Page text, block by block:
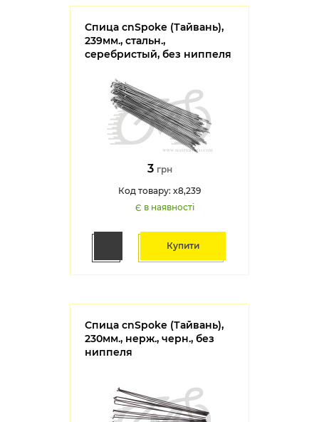
Спица cnSpoke (Тайвань),
239мм., стальн.,
серебристый, без ниппеля
3 грн
Код товару: x8,239
Є в наявності
Купити
Спица cnSpoke (Тайвань),
230мм., нерж., черн., без
ниппеля